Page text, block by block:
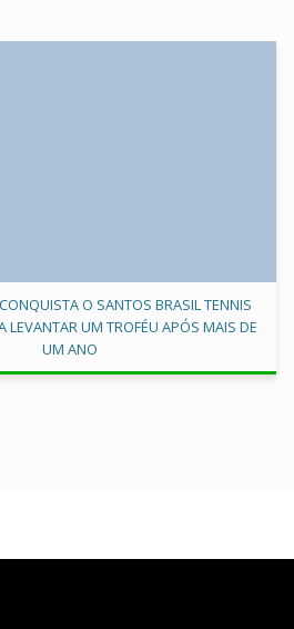
O SANTOS BRASIL TENNIS
LEVANTAR UM TROFÉU APÓS MAIS DE
UM ANO